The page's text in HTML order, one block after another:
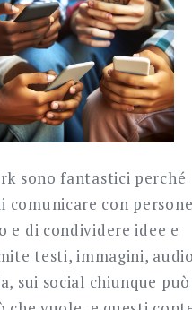
sono fantastici perché
comunicare con
di condividere idee e
testi, immagini,
sui social chiunque